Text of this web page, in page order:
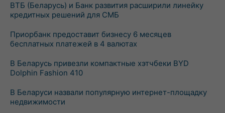
ВТБ (Беларусь) и Банк развития расширили линейку
кредитных решений для СМБ
Приорбанк предоставит бизнесу 6 месяцев
бесплатных платежей в 4 валютах
В Беларусь привезли компактные хэтчбеки BYD
Dolphin Fashion 410
В Беларуси назвали популярную интернет-площадку
недвижимости